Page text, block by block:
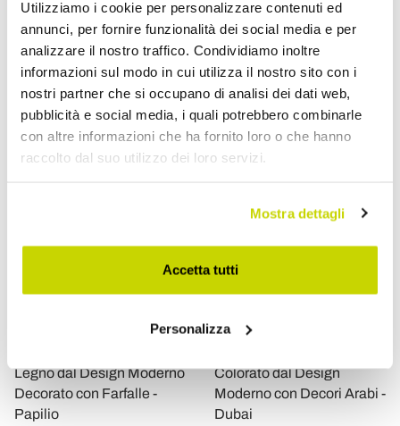
Utilizziamo i cookie per personalizzare contenuti ed
annunci, per fornire funzionalità dei social media e per
analizzare il nostro traffico. Condividiamo inoltre
informazioni sul modo in cui utilizza il nostro sito con i
nostri partner che si occupano di analisi dei dati web,
pubblicità e social media, i quali potrebbero combinarle
con altre informazioni che ha fornito loro o che hanno
raccolto dal suo utilizzo dei loro servizi.
Mostra dettagli
Accetta tutti
Personalizza
€ 251,20
Decorato - Dekoro
Legno dal Design Moderno
Decorato con Farfalle -
Papilio
Colorato dal Design
Moderno con Decori Arabi -
Dubai